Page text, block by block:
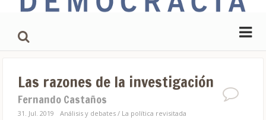
Las razones de la investigación
Fernando Castaños
31. Jul. 2019 Análisis y debates / La política revisitada